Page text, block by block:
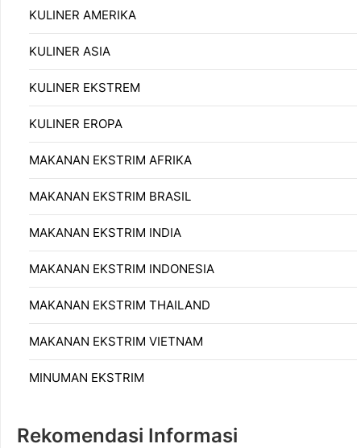
KULINER AMERIKA
KULINER ASIA
KULINER EKSTREM
KULINER EROPA
MAKANAN EKSTRIM AFRIKA
MAKANAN EKSTRIM BRASIL
MAKANAN EKSTRIM INDIA
MAKANAN EKSTRIM INDONESIA
MAKANAN EKSTRIM THAILAND
MAKANAN EKSTRIM VIETNAM
MINUMAN EKSTRIM
Rekomendasi Informasi